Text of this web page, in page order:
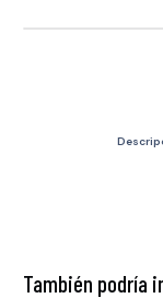
También podría